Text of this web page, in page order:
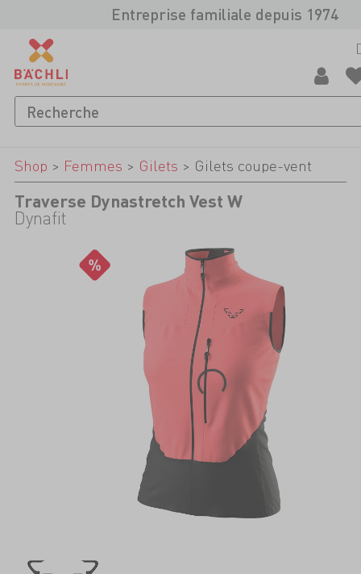
Entreprise familiale depuis 1974
Shop > Femmes > Gilets > Gilets coupe-vent
Traverse Dynastretch Vest W
Dynafit